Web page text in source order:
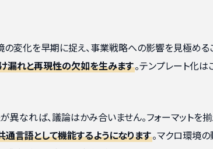
変化を早期に捉え、事業戦略への影響を見極める
漏れと再現性の欠如を生みます。テンプレート化は
なれば、議論はかみ合いません。フォーマットを揃
言語として機能するようになります。マクロ環境